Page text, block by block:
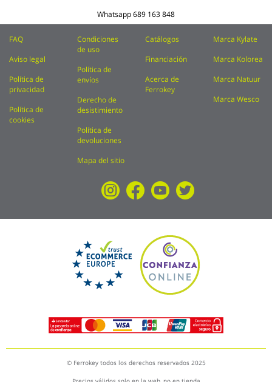
Whatsapp689 163 848
FAQ
Aviso legal
Política de
privacidad
Política de
cookies
Condiciones
de uso
Política de
envíos
Derecho de
desistimiento
Política de
devoluciones
Mapa del sitio
Catálogos
Financiación
Acerca de
Ferrokey
Marca Kylate
Marca Kolorea
Marca Natuur
Marca Wesco
© Ferrokey todos los derechos reservados 2025